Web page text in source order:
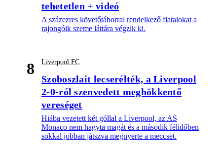
tehetetlen + videó
A százezres követőtáborral rendelkező fiatalokat a
rajongóik szeme láttára végzik ki.
8 Liverpool FC
Szoboszlait lecserélték, a Liverpool
2-0-ról szenvedett meghökkentő
vereséget
Hiába vezetett két góllal a Liverpool, az AS
Monaco nem hagyta magát és a második félidőben
sokkal jobban játszva megnyerte a meccset.